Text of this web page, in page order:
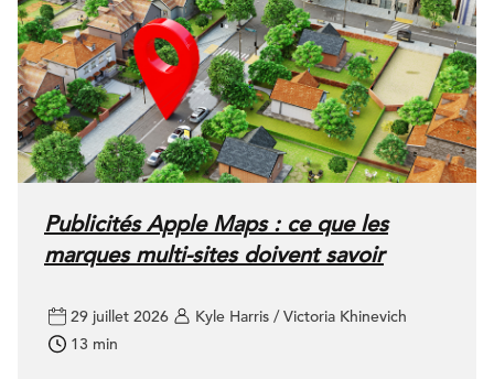
Publicités Apple Maps : ce que les
marques multi-sites doivent savoir
29 juillet 2026
Kyle Harris / Victoria Khinevich
13 min